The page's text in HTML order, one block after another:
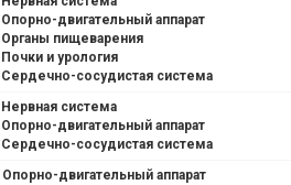
Опорно-двигательный аппарат
Органы пищеварения
Почки и урология
Сердечно-сосудистая система
Нервная система
Опорно-двигательный аппарат
Сердечно-сосудистая система
Опорно-двигательный аппарат